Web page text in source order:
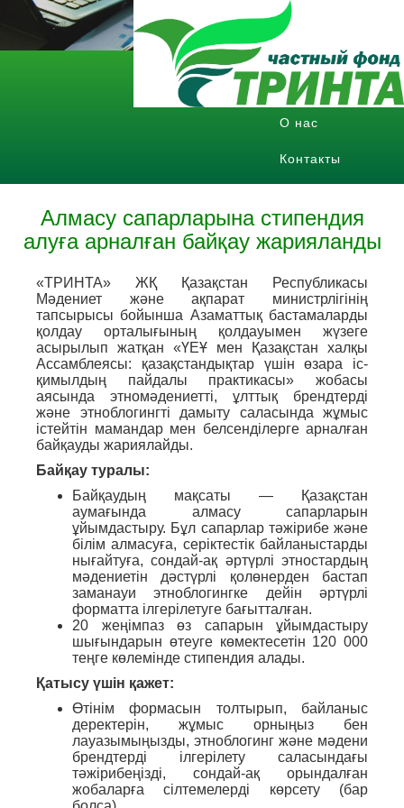
Главная
Публичные
отчеты
О нас
понедельник - пятница с
9.00 до 18.00
Публичные отчеты
О нас
Контакты
Алмасу сапарларына стипендия
алуға арналған байқау жарияланды
«ТРИНТА» ЖҚ Қазақстан Республикасы
Мәдениет және ақпарат министрлігінің
тапсырысы бойынша Азаматтық бастамаларды
қолдау орталығының қолдауымен жүзеге
асырылып жатқан «ҮЕҰ мен Қазақстан халқы
Ассамблеясы: қазақстандықтар үшін өзара іс-
қимылдың пайдалы практикасы» жобасы
аясында этномәдениетті, ұлттық брендтерді
және этноблогингті дамыту саласында жұмыс
істейтін мамандар мен белсенділерге арналған
байқауды жариялайды.
Байқау туралы:
Байқаудың мақсаты — Қазақстан
аумағында алмасу сапарларын
ұйымдастыру. Бұл сапарлар тәжірибе және
білім алмасуға, серіктестік байланыстарды
нығайтуға, сондай-ақ әртүрлі этностардың
мәдениетін дәстүрлі қолөнерден бастап
заманауи этноблогингке дейін әртүрлі
форматта ілгерілетуге бағытталған.
20 жеңімпаз өз сапарын ұйымдастыру
шығындарын өтеуге көмектесетін 120 000
теңге көлемінде стипендия алады.
Қатысу үшін қажет:
Өтінім формасын толтырып, байланыс
деректерін, жұмыс орныңыз бен
лауазымыңызды, этноблогинг және мәдени
брендтерді ілгерілету саласындағы
тәжірибеңізді, сондай-ақ орындалған
жобаларға сілтемелерді көрсету (бар